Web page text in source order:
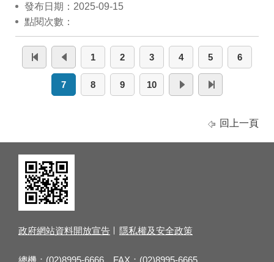
發布日期：2025-09-15
點閱次數：
1 2 3 4 5 6
7 8 9 10
回上一頁
政府網站資料開放宣告 隱私權及安全政策
總機：(02)8995-6666 FAX：(02)8995-6665